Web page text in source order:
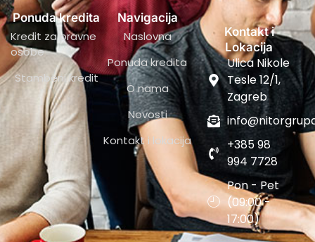
Ponuda kredita
Kredit za pravne
osobe
Stambeni kredit
Navigacija
Naslovna
Ponuda kredita
O nama
Novosti
Kontakt i lokacija
Kontakt i
Lokacija
Ulica Nikole
Tesle 12/1,
Zagreb
+385 98
994 7728
Pon - Pet
(09:00 -
17:00)